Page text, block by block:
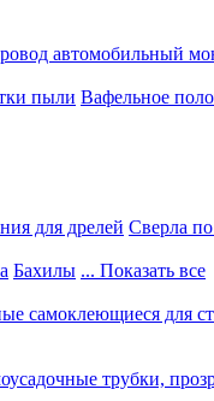
автомобильный
пыли Вафельное
для дрелей Сверла
Бахилы ... Показать все
самоклеющиеся для
трубки,